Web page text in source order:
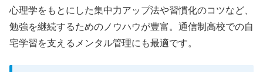
心理学をもとにした集中力アップ法や習慣化のコツなど、
勉強を継続するためのノウハウが豊富。通信制高校での自
宅学習を支えるメンタル管理にも最適です。